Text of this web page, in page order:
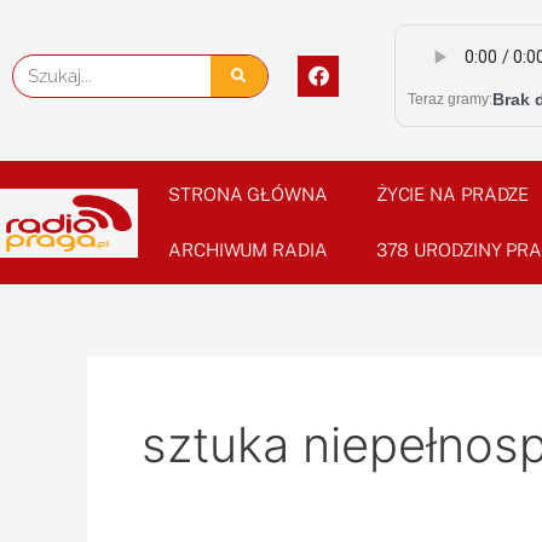
content
Szukaj
F
a
c
o
o
k
Teraz gramy:Brak
STRONA GŁÓWNA ŻYCIE NA PRADZE
ARCHIWUM RADIA 378 URODZINY
sztuka